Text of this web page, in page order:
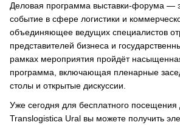
Деловая программа выставки-форума —
событие в сфере логистики и
объединяющее ведущих специалистов
представителей бизнеса и
рамках мероприятия пройдёт
программа, включающая пленарные
столы и открытые дискуссии.
Уже сегодня для бесплатного
Translogistica Ural вы можете получить